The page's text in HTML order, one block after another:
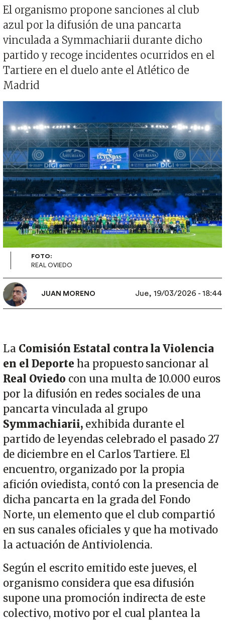
El organismo propone sanciones al club
azul por la difusión de una pancarta
vinculada a Symmachiarii durante dicho
partido y recoge incidentes ocurridos en el
Tartiere en el duelo ante el Atlético de
Madrid
FOTO:
REAL OVIEDO
JUAN MORENO Jue, 19/03/2026 - 18:44
La Comisión Estatal contra la Violencia
en el Deporte ha propuesto sancionar al
Real Oviedo con una multa de 10.000 euros
por la difusión en redes sociales de una
pancarta vinculada al grupo
Symmachiarii,exhibida durante el
partido de leyendas celebrado el pasado 27
de diciembre en el Carlos Tartiere. El
encuentro, organizado por la propia
afición oviedista, contó con la presencia de
dicha pancarta en la grada del Fondo
Norte, un elemento que el club compartió
en sus canales oficiales y que ha motivado
la actuación de Antiviolencia.
Según el escrito emitido este jueves, el
organismo considera que esa difusión
supone una promoción indirecta de este
colectivo, motivo por el cual plantea la